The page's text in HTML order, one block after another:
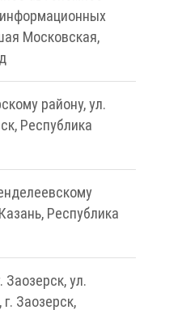
Московская,
району, ул.
Республика
Республика
ул.
Заозерск,